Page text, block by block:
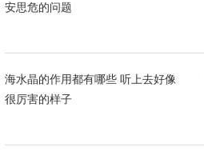
安思危的问题
海水晶的作用都有哪些 听上去好像
很厉害的样子